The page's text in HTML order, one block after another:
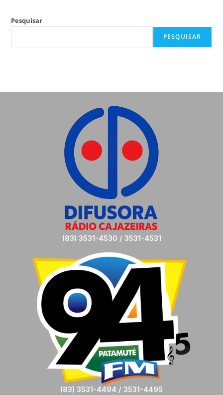
Pesquisar
PESQUISAR
(83) 3531-4530 / 3531-4531
(83) 3531-4494 / 3531-4495